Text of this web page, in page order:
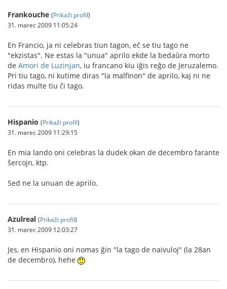
Frankouche (Prikaži profil)
31. marec 2009 11:05:24
En Francio, ja ni celebras tiun tagon, eĉ se tiu tago ne
"ekzistas". Ne estas la "unua" aprilo ekde la bedaŭra morto
de Amori de Luzinjan, iu francano kiu iĝis reĝo de Jeruzalemo.
Pri tiu tago, ni kutime diras "la malfinon" de aprilo, kaj ni ne
ridas multe tiu ĉi tago.
Hispanio (Prikaži profil)
31. marec 2009 11:29:15
En mia lando oni celebras la dudek okan de decembro farante
ŝercojn, ktp.
Sed ne la unuan de aprilo.
Azulreal (Prikaži profil)
31. marec 2009 12:03:27
Jes, en Hispanio oni nomas ĝin "la tago de naivuloj" (la 28an
de decembro), hehe